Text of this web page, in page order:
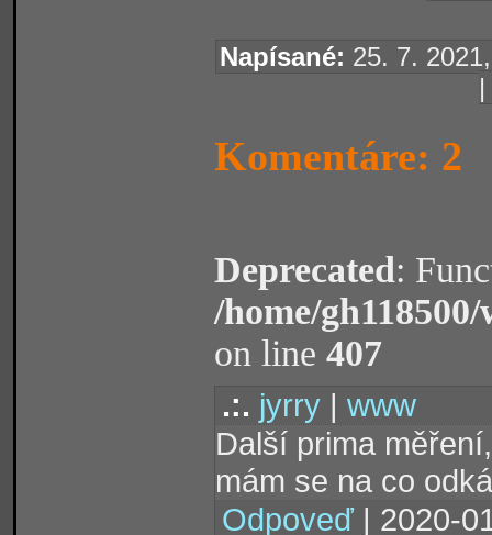
Napísané: 25. 7.
|
Komentáre: 2
Deprecated:
/home/
on line 407
.:. jyrry | www
Další prima
mám se na co
Odpoveď | 2020-